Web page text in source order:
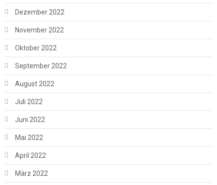
Dezember 2022
November 2022
Oktober 2022
September 2022
August 2022
Juli 2022
Juni 2022
Mai 2022
April 2022
März 2022